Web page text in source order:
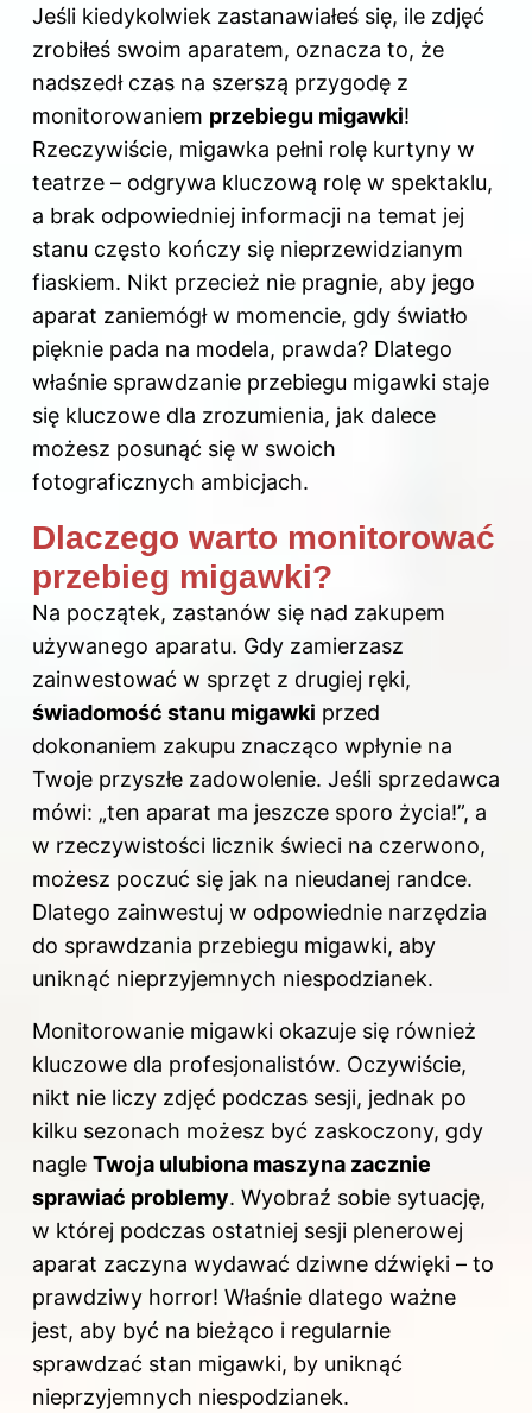
Jeśli kiedykolwiek zastanawiałeś się, ile zdjęć
zrobiłeś swoim aparatem, oznacza to, że
nadszedł czas na szerszą przygodę z
monitorowaniem przebiegu migawki!
Rzeczywiście, migawka pełni rolę kurtyny w
teatrze – odgrywa kluczową rolę w spektaklu,
a brak odpowiedniej informacji na temat jej
stanu często kończy się nieprzewidzianym
fiaskiem. Nikt przecież nie pragnie, aby jego
aparat zaniemógł w momencie, gdy światło
pięknie pada na modela, prawda? Dlatego
właśnie sprawdzanie przebiegu migawki staje
się kluczowe dla zrozumienia, jak dalece
możesz posunąć się w swoich
fotograficznych ambicjach.
Dlaczego warto monitorować
przebieg migawki?
Na początek, zastanów się nad zakupem
używanego aparatu. Gdy zamierzasz
zainwestować w sprzęt z drugiej ręki,
świadomość stanu migawki przed
dokonaniem zakupu znacząco wpłynie na
Twoje przyszłe zadowolenie. Jeśli sprzedawca
mówi: „ten aparat ma jeszcze sporo życia!”, a
w rzeczywistości licznik świeci na czerwono,
możesz poczuć się jak na nieudanej randce.
Dlatego zainwestuj w odpowiednie narzędzia
do sprawdzania przebiegu migawki, aby
uniknąć nieprzyjemnych niespodzianek.
Monitorowanie migawki okazuje się również
kluczowe dla profesjonalistów. Oczywiście,
nikt nie liczy zdjęć podczas sesji, jednak po
kilku sezonach możesz być zaskoczony, gdy
nagle Twoja ulubiona maszyna zacznie
sprawiać problemy. Wyobraź sobie sytuację,
w której podczas ostatniej sesji plenerowej
aparat zaczyna wydawać dziwne dźwięki – to
prawdziwy horror! Właśnie dlatego ważne
jest, aby być na bieżąco i regularnie
sprawdzać stan migawki, by uniknąć
nieprzyjemnych niespodzianek.